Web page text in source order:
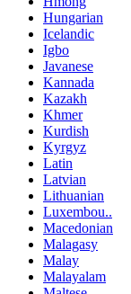
Hungarian
Icelandic
Igbo
Javanese
Kannada
Kazakh
Khmer
Kurdish
Kyrgyz
Latin
Latvian
Lithuanian
Luxembou..
Macedonian
Malagasy
Malay
Malayalam